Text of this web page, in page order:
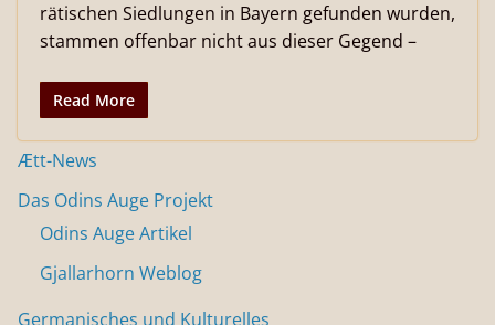
rätischen Siedlungen in Bayern gefunden wurden,
stammen offenbar nicht aus dieser Gegend –
Read More
Ætt-News
Das Odins Auge Projekt
Odins Auge Artikel
Gjallarhorn Weblog
Germanisches und Kulturelles